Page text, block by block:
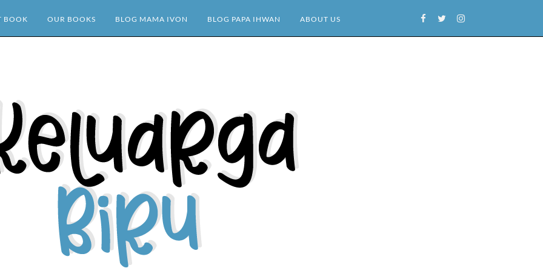
BOOK OUR BOOKS BLOG MAMA IVON BLOG PAPA IHWAN ABOUT US